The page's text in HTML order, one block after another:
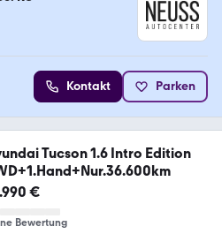
Kontakt Parken
Tucson 1.6 Intro Edition
€
Bewertung